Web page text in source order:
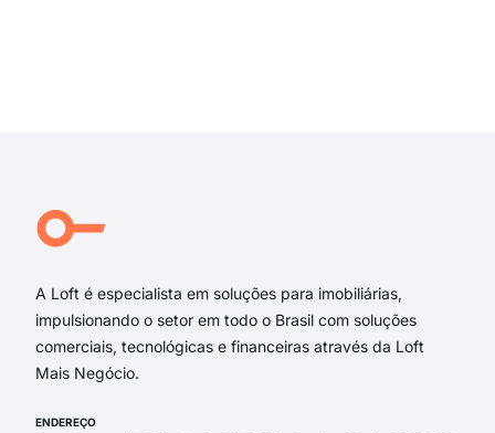
A Loft é especialista em soluções para imobiliárias,
impulsionando o setor em todo o Brasil com soluções
comerciais, tecnológicas e financeiras através da Loft
Mais Negócio.
ENDEREÇO